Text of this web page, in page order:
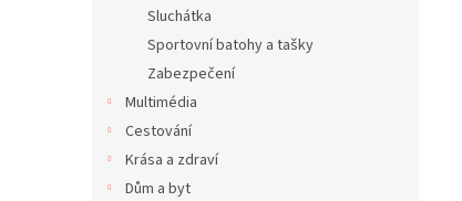
Sluchátka
Sportovní batohy a tašky
Zabezpečení
Multimédia
Cestování
Krása a zdraví
Dům a byt